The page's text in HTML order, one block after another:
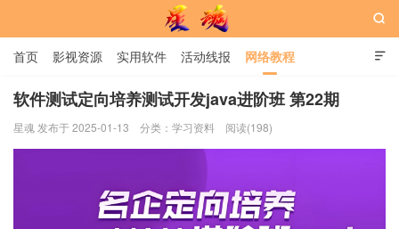
星魂网

首页 影视资源 实用软件 活动线报 网络教程
用户中心 书籍 娱乐

软件测试定向培养测试开发java进阶班 第22期
星魂 发布于 2025-01-13 分类： 学习资料 阅读(198)